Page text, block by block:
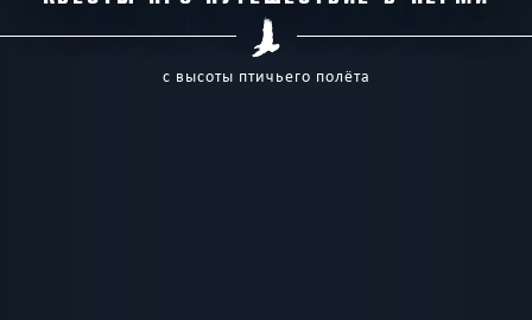
с высоты птичьего полёта